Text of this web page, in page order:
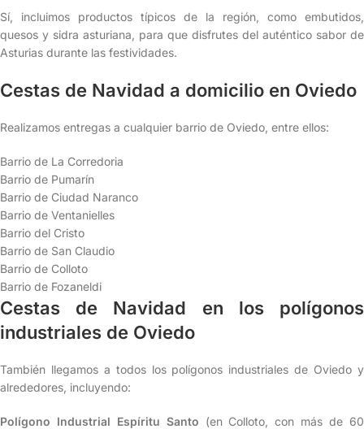
Sí, incluimos productos típicos de la región, como embutidos,
quesos y sidra asturiana, para que disfrutes del auténtico sabor de
Asturias durante las festividades.
Cestas de Navidad a domicilio en Oviedo
Realizamos entregas a cualquier barrio de Oviedo, entre ellos:
Barrio de La Corredoria
Barrio de Pumarín
Barrio de Ciudad Naranco
Barrio de Ventanielles
Barrio del Cristo
Barrio de San Claudio
Barrio de Colloto
Barrio de Fozaneldi
Cestas de Navidad en los polígonos
industriales de Oviedo
También llegamos a todos los polígonos industriales de Oviedo y
alrededores, incluyendo:
Polígono Industrial Espíritu Santo (en Colloto, con más de 60